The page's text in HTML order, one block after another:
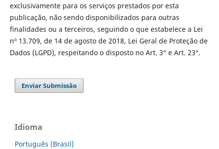
exclusivamente para os serviços prestados por esta
publicação, não sendo disponibilizados para outras
finalidades ou a terceiros, seguindo o que estabelece a Lei
nº 13.709, de 14 de agosto de 2018, Lei Geral de Proteção de
Dados (LGPD), respeitando o disposto no Art. 3° e Art. 23°.
Enviar Submissão
Idioma
Português (Brasil)